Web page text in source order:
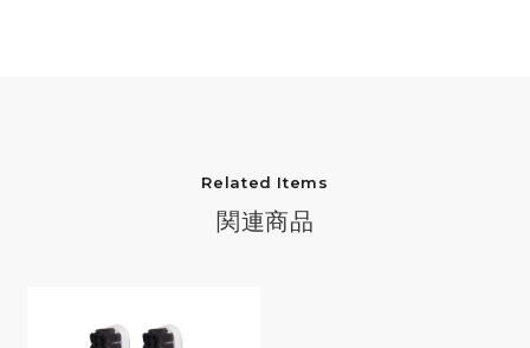
Related Items
関連商品